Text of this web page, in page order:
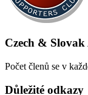
Czech &
Počet členů se v
Důležité odkazy